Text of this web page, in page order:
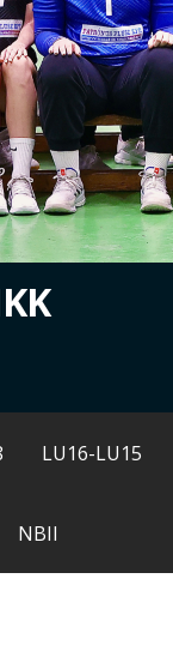
LU16-LU15
NBII